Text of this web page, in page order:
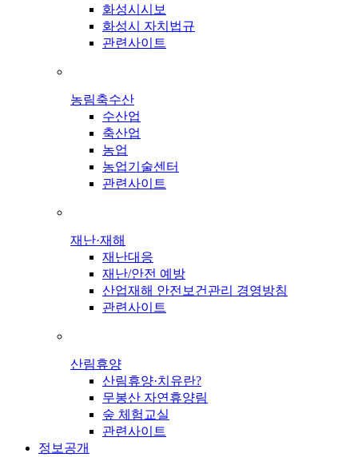
화성시시보
화성시 자치법규
관련사이트
농림축수산
수산업
축산업
농업
농업기술센터
관련사이트
재난·재해
재난대응
재난/안전 예방
산업재해 안전보건관리 경영방침
관련사이트
산림휴양
산림휴양·치유란?
무봉산 자연휴양림
숲 체험교실
관련사이트
정보공개